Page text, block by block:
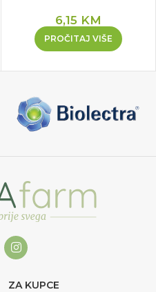
6,15 KM
PROČITAJ VIŠE
ZA KUPCE